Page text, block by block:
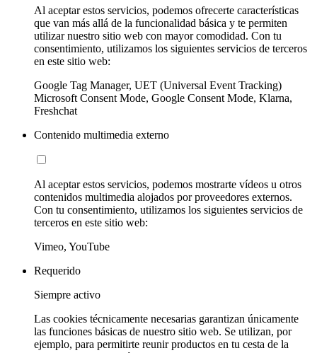
Al aceptar estos servicios, podemos ofrecerte características
que van más allá de la funcionalidad básica y te permiten
utilizar nuestro sitio web con mayor comodidad. Con tu
consentimiento, utilizamos los siguientes servicios de terceros
en este sitio web:
Google Tag Manager, UET (Universal Event Tracking)
Microsoft Consent Mode, Google Consent Mode, Klarna,
Freshchat
Contenido multimedia externo
Al aceptar estos servicios, podemos mostrarte vídeos u otros
contenidos multimedia alojados por proveedores externos.
Con tu consentimiento, utilizamos los siguientes servicios de
terceros en este sitio web:
Vimeo, YouTube
Requerido
Siempre activo
Las cookies técnicamente necesarias garantizan únicamente
las funciones básicas de nuestro sitio web. Se utilizan, por
ejemplo, para permitirte reunir productos en tu cesta de la